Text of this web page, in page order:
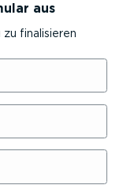
aus
finali­sieren